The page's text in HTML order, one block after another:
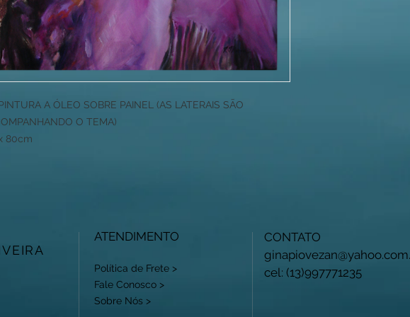
A ÓLEO SOBRE PAINEL (AS LATERAIS SÃO
O TEMA)
80cm
ATENDIMENTO
Política de Frete >
Fale Conosco >
Sobre Nós >
CONTATO
cel: (13)997771235